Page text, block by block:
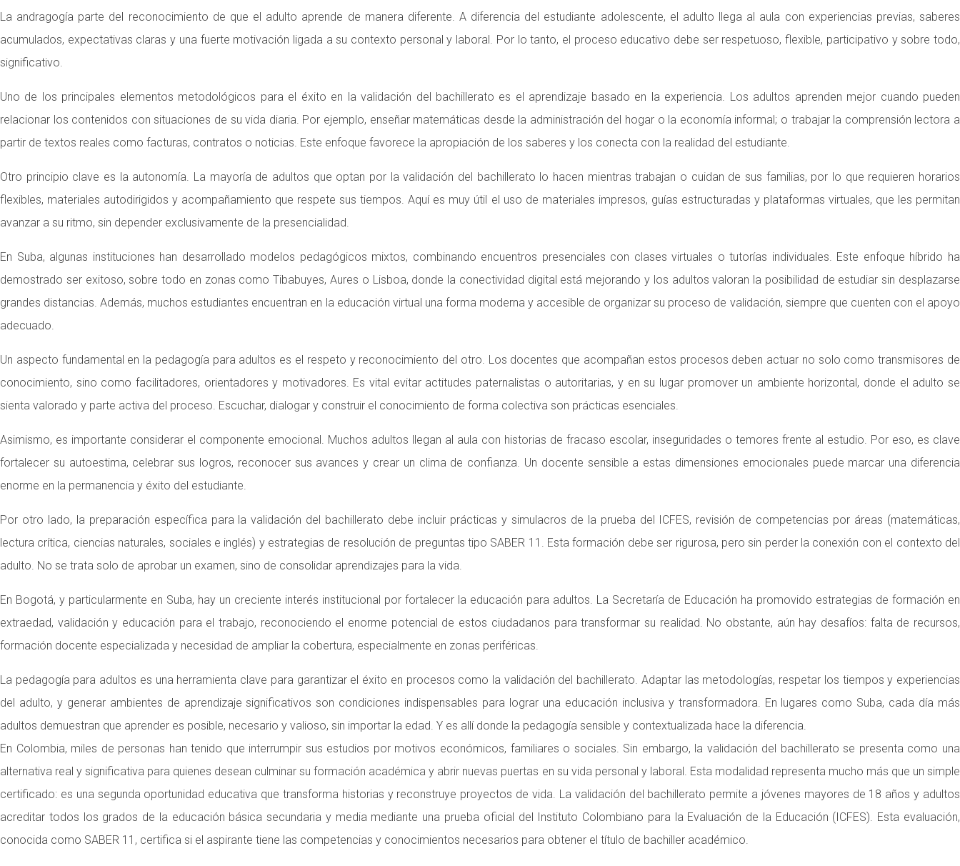
La andragogía parte del reconocimiento de que el adulto aprende de manera diferente. A diferencia del estudiante adolescente, el adulto llega al aula con experiencias previas, saberes
acumulados, expectativas claras y una fuerte motivación ligada a su contexto personal y laboral. Por lo tanto, el proceso educativo debe ser respetuoso, flexible, participativo y sobre todo,
significativo.
Uno de los principales elementos metodológicos para el éxito en la validación del bachillerato es el aprendizaje basado en la experiencia. Los adultos aprenden mejor cuando pueden
relacionar los contenidos con situaciones de su vida diaria. Por ejemplo, enseñar matemáticas desde la administración del hogar o la economía informal; o trabajar la comprensión lectora a
partir de textos reales como facturas, contratos o noticias. Este enfoque favorece la apropiación de los saberes y los conecta con la realidad del estudiante.
Otro principio clave es la autonomía. La mayoría de adultos que optan por la validación del bachillerato lo hacen mientras trabajan o cuidan de sus familias, por lo que requieren horarios
flexibles, materiales autodirigidos y acompañamiento que respete sus tiempos. Aquí es muy útil el uso de materiales impresos, guías estructuradas y plataformas virtuales, que les permitan
avanzar a su ritmo, sin depender exclusivamente de la presencialidad.
En Suba, algunas instituciones han desarrollado modelos pedagógicos mixtos, combinando encuentros presenciales con clases virtuales o tutorías individuales. Este enfoque híbrido ha
demostrado ser exitoso, sobre todo en zonas como Tibabuyes, Aures o Lisboa, donde la conectividad digital está mejorando y los adultos valoran la posibilidad de estudiar sin desplazarse
grandes distancias. Además, muchos estudiantes encuentran en la educación virtual una forma moderna y accesible de organizar su proceso de validación, siempre que cuenten con el apoyo
adecuado.
Un aspecto fundamental en la pedagogía para adultos es el respeto y reconocimiento del otro. Los docentes que acompañan estos procesos deben actuar no solo como transmisores de
conocimiento, sino como facilitadores, orientadores y motivadores. Es vital evitar actitudes paternalistas o autoritarias, y en su lugar promover un ambiente horizontal, donde el adulto se
sienta valorado y parte activa del proceso. Escuchar, dialogar y construir el conocimiento de forma colectiva son prácticas esenciales.
Asimismo, es importante considerar el componente emocional. Muchos adultos llegan al aula con historias de fracaso escolar, inseguridades o temores frente al estudio. Por eso, es clave
fortalecer su autoestima, celebrar sus logros, reconocer sus avances y crear un clima de confianza. Un docente sensible a estas dimensiones emocionales puede marcar una diferencia
enorme en la permanencia y éxito del estudiante.
Por otro lado, la preparación específica para la validación del bachillerato debe incluir prácticas y simulacros de la prueba del ICFES, revisión de competencias por áreas (matemáticas,
lectura crítica, ciencias naturales, sociales e inglés) y estrategias de resolución de preguntas tipo SABER 11. Esta formación debe ser rigurosa, pero sin perder la conexión con el contexto del
adulto. No se trata solo de aprobar un examen, sino de consolidar aprendizajes para la vida.
En Bogotá, y particularmente en Suba, hay un creciente interés institucional por fortalecer la educación para adultos. La Secretaría de Educación ha promovido estrategias de formación en
extraedad, validación y educación para el trabajo, reconociendo el enorme potencial de estos ciudadanos para transformar su realidad. No obstante, aún hay desafíos: falta de recursos,
formación docente especializada y necesidad de ampliar la cobertura, especialmente en zonas periféricas.
La pedagogía para adultos es una herramienta clave para garantizar el éxito en procesos como la validación del bachillerato. Adaptar las metodologías, respetar los tiempos y experiencias
del adulto, y generar ambientes de aprendizaje significativos son condiciones indispensables para lograr una educación inclusiva y transformadora. En lugares como Suba, cada día más
adultos demuestran que aprender es posible, necesario y valioso, sin importar la edad. Y es allí donde la pedagogía sensible y contextualizada hace la diferencia.
En Colombia, miles de personas han tenido que interrumpir sus estudios por motivos económicos, familiares o sociales. Sin embargo, la validación del bachillerato se presenta como una
alternativa real y significativa para quienes desean culminar su formación académica y abrir nuevas puertas en su vida personal y laboral. Esta modalidad representa mucho más que un simple
certificado: es una segunda oportunidad educativa que transforma historias y reconstruye proyectos de vida. La validación del bachillerato permite a jóvenes mayores de 18 años y adultos
acreditar todos los grados de la educación básica secundaria y media mediante una prueba oficial del Instituto Colombiano para la Evaluación de la Educación (ICFES). Esta evaluación,
conocida como SABER 11, certifica si el aspirante tiene las competencias y conocimientos necesarios para obtener el título de bachiller académico.